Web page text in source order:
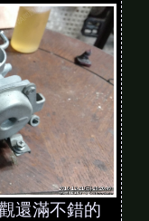
還滿不錯的